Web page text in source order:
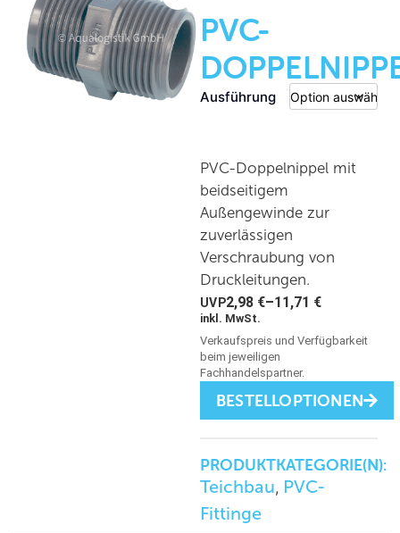
PVC-
Ausführung
PVC-Doppelnippel mit
beidseitigem
Außengewinde zur
zuverlässigen
Verschraubung von
Druckleitungen.
2,98 €–11,71 €
inkl. MwSt.
BESTELLOPTIONEN
PRODUKTKATEGORIE(N):
Teichbau, PVC-
Fittinge